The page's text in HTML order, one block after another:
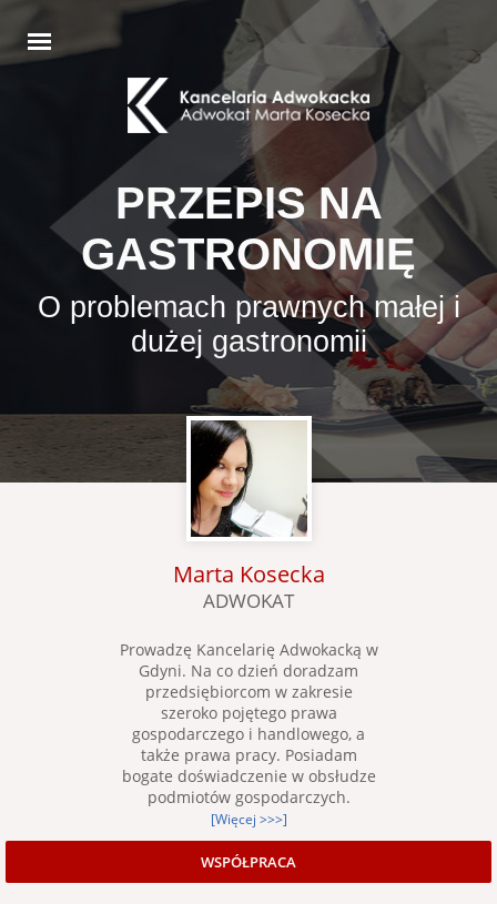
PRZEPIS NA
GASTRONOMIĘ
O problemach prawnych małej i
dużej gastronomii
Marta Kosecka
ADWOKAT
Prowadzę Kancelarię Adwokacką w
Gdyni. Na co dzień doradzam
przedsiębiorcom w zakresie
szeroko pojętego prawa
gospodarczego i handlowego, a
także prawa pracy. Posiadam
bogate doświadczenie w obsłudze
podmiotów gospodarczych.
[Więcej >>>]
WSPÓŁPRACA